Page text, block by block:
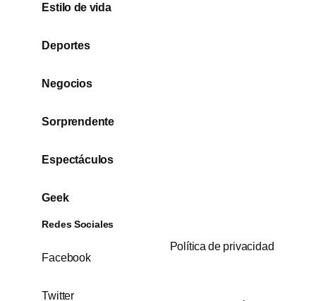
Estilo de vida
Deportes
Negocios
Sorprendente
Espectáculos
Geek
Redes Sociales
Facebook
Twitter
Política de privacidad